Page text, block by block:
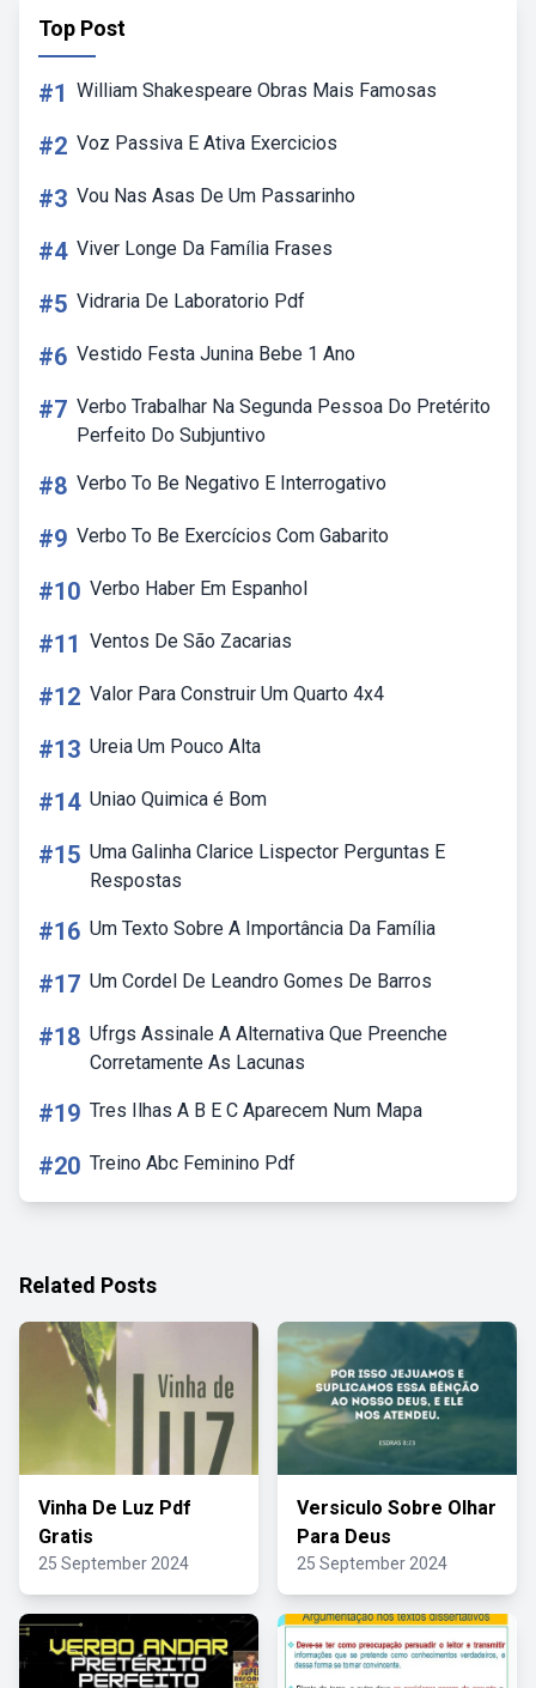
Top Post
#1 William Shakespeare Obras Mais Famosas
#2 Voz Passiva E Ativa Exercicios
#3 Vou Nas Asas De Um Passarinho
#4 Viver Longe Da Família Frases
#5 Vidraria De Laboratorio Pdf
#6 Vestido Festa Junina Bebe 1 Ano
#7 Verbo Trabalhar Na Segunda Pessoa Do Pretérito
Perfeito Do Subjuntivo
#8 Verbo To Be Negativo E Interrogativo
#9 Verbo To Be Exercícios Com Gabarito
#10 Verbo Haber Em Espanhol
#11 Ventos De São Zacarias
#12 Valor Para Construir Um Quarto 4x4
#13 Ureia Um Pouco Alta
#14 Uniao Quimica é Bom
#15 Uma Galinha Clarice Lispector Perguntas E
Respostas
#16 Um Texto Sobre A Importância Da Família
#17 Um Cordel De Leandro Gomes De Barros
#18 Ufrgs Assinale A Alternativa Que Preenche
Corretamente As Lacunas
#19 Tres Ilhas A B E C Aparecem Num Mapa
#20 Treino Abc Feminino Pdf
Related Posts
Vinha De Luz Pdf
Gratis
25 September 2024
Versiculo Sobre Olhar
Para Deus
25 September 2024